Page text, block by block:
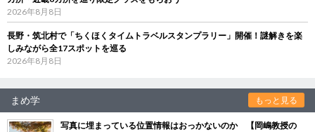
2026年8月8日
長野・筑北村で「ちくほくタイムトラベルスタンプラリー」開催！謎解きを楽
しみながら全17スポットを巡る
2026年8月8日
まめ学 もっと見る
写真に埋まっている位置情報はおっかないのか 【岡嶋教授の